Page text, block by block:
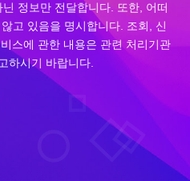
정보만 전달합니다. 또한, 어떠
고 있음을 명시합니다. 조회, 신
스에 관한 내용은 관련 처리기관
하시기 바랍니다.